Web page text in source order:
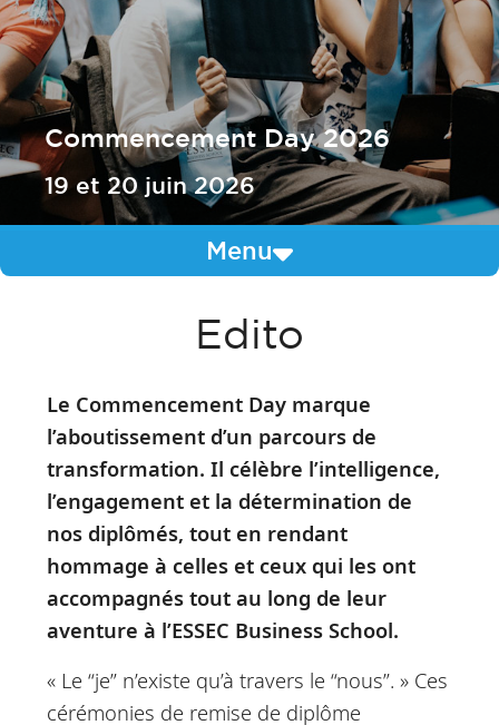
Commencement Day 2026
19 et 20 juin 2026
Menu
Edito
Le Commencement Day marque
l’aboutissement d’un parcours de
transformation. Il célèbre l’intelligence,
l’engagement et la détermination de
nos diplômés, tout en rendant
hommage à celles et ceux qui les ont
accompagnés tout au long de leur
aventure à l’ESSEC Business School.
« Le “je” n’existe qu’à travers le “nous”. » Ces
cérémonies de remise de diplôme